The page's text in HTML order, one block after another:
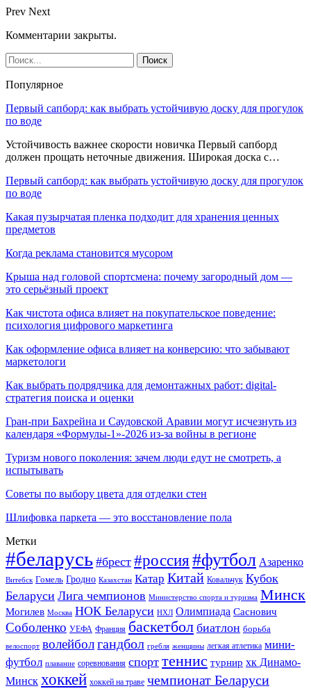
Prev Next
Комментарии закрыты.
Популярное
Первый сапборд: как выбрать устойчивую доску для прогулок
по воде
Устойчивость важнее скорости новичка Первый сапборд
должен прощать неточные движения. Широкая доска с…
Первый сапборд: как выбрать устойчивую доску для прогулок
по воде
Какая пузырчатая пленка подходит для хранения ценных
предметов
Когда реклама становится мусором
Крыша над головой спортсмена: почему загородный дом —
это серьёзный проект
Как чистота офиса влияет на покупательское поведение:
психология цифрового маркетинга
Как оформление офиса влияет на конверсию: что забывают
маркетологи
Как выбрать подрядчика для демонтажных работ: digital-
стратегия поиска и оценки
Гран-при Бахрейна и Саудовской Аравии могут исчезнуть из
календаря «Формулы-1»-2026 из-за войны в регионе
Туризм нового поколения: зачем люди едут не смотреть, а
испытывать
Советы по выбору цвета для отделки стен
Шлифовка паркета — это восстановление пола
Метки
#беларусь #брест #россия#футбол Азаренко
Витебск Гомель Гродно Казахстан Катар Китай Ковальчук Кубок
Беларуси Лига чемпионов Министерство спорта и туризма Минск
Могилев Москва НОК Беларуси НХЛ Олимпиада Саснович
Соболенко УЕФА Франция баскетбол биатлон борьба
велоспорт волейболгандбол гребля женщины легкая атлетика мини-
футбол плавание соревнования спорт теннис турнир хк Динамо-
Минск хоккей хоккей на траве чемпионат Беларуси